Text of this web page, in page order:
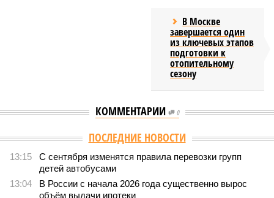
В Москве
завершается один
из ключевых этапов
подготовки к
отопительному
сезону
КОММЕНТАРИИ 0
ПОСЛЕДНИЕ НОВОСТИ
13:15
С сентября изменятся правила перевозки групп
детей автобусами
13:04
В России с начала 2026 года существенно вырос
объём выдачи ипотеки